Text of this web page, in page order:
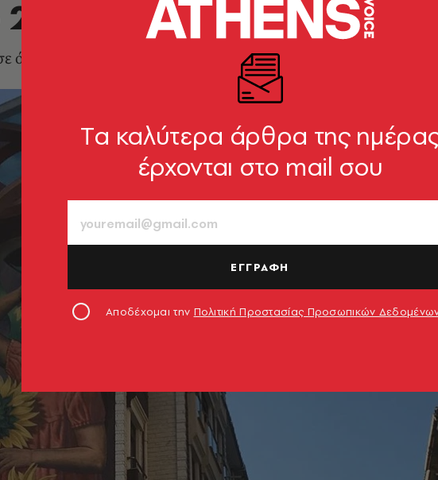
όλο τον κόσμο
Tα καλύτερα άρθρα της
έρχονται στο mail σου
ΕΓΓΡΑΦΗ
Αποδέχομαι την Πολιτική Προστασίας Προσωπικών